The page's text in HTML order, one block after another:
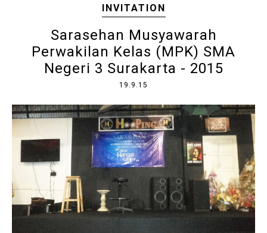
INVITATION
Sarasehan Musyawarah
Perwakilan Kelas (MPK) SMA
Negeri 3 Surakarta - 2015
19.9.15